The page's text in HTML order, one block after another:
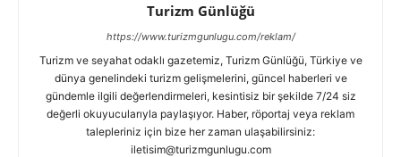
Turizm Günlüğü
https://www.turizmgunlugu.com/reklam/
Turizm ve seyahat odaklı gazetemiz, Turizm Günlüğü, Türkiye ve
dünya genelindeki turizm gelişmelerini, güncel haberleri ve
gündemle ilgili değerlendirmeleri, kesintisiz bir şekilde 7/24 siz
değerli okuyucularıyla paylaşıyor. Haber, röportaj veya reklam
talepleriniz için bize her zaman ulaşabilirsiniz:
iletisim@turizmgunlugu.com